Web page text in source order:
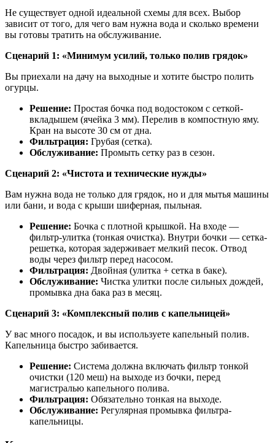
Не существует одной идеальной схемы для всех. Выбор
зависит от того, для чего вам нужна вода и сколько времени
вы готовы тратить на обслуживание.
Сценарий 1: «Минимум усилий, только полив грядок»
Вы приехали на дачу на выходные и хотите быстро полить
огурцы.
Решение: Простая бочка под водостоком с сеткой-
вкладышем (ячейка 3 мм). Перелив в компостную яму.
Кран на высоте 30 см от дна.
Фильтрация: Грубая (сетка).
Обслуживание: Промыть сетку раз в сезон.
Сценарий 2: «Чистота и технические нужды»
Вам нужна вода не только для грядок, но и для мытья машины
или бани, и вода с крыши шиферная, пыльная.
Решение: Бочка с плотной крышкой. На входе —
фильтр-улитка (тонкая очистка). Внутри бочки — сетка-
решетка, которая задерживает мелкий песок. Отвод
воды через фильтр перед насосом.
Фильтрация: Двойная (улитка + сетка в баке).
Обслуживание: Чистка улитки после сильных дождей,
промывка дна бака раз в месяц.
Сценарий 3: «Комплексный полив с капельницей»
У вас много посадок, и вы используете капельный полив.
Капельница быстро забивается.
Решение: Система должна включать фильтр тонкой
очистки (120 меш) на выходе из бочки, перед
магистралью капельного полива.
Фильтрация: Обязательно тонкая на выходе.
Обслуживание: Регулярная промывка фильтра-
капельницы.